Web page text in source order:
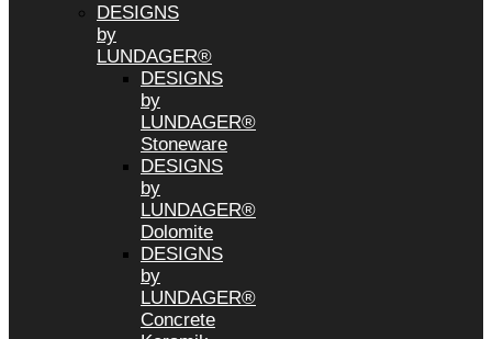
DESIGNS
by
LUNDAGER®
DESIGNS
by
LUNDAGER®
Stoneware
DESIGNS
by
LUNDAGER®
Dolomite
DESIGNS
by
LUNDAGER®
Concrete